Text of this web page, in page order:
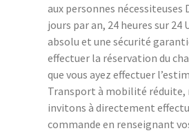
aux personnes nécessiteuses
jours par an, 24 heures sur 24
absolu et une sécurité
effectuer la réservation du
que vous ayez effectuer
Transport à mobilité réduite,
invitons à directement
commande en renseignant